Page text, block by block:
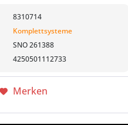
8310714
Komplettsysteme
SNO 261388
4250501112733
Merken